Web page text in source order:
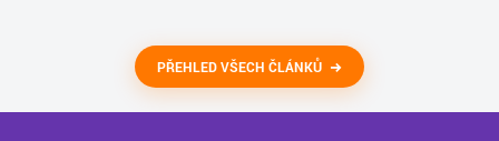
PŘEHLED VŠECH ČLÁNKŮ